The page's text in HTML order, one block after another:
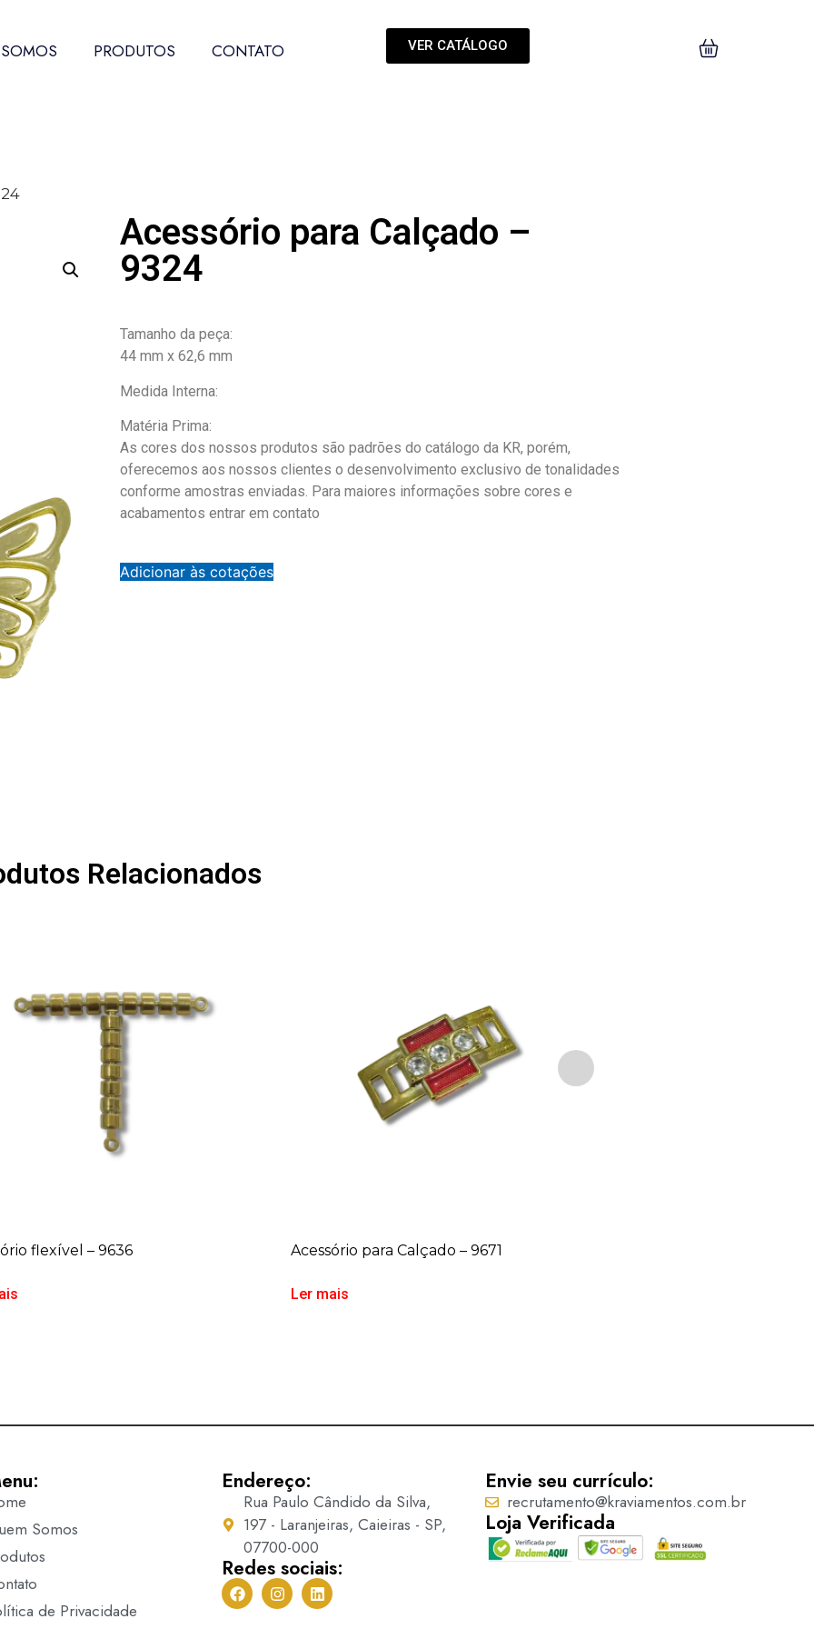
PRODUTOS CONTATO VER CATÁLOGO
Acessório para Calçado –
9324
Tamanho da peça:
44 mm x 62,6 mm
Medida Interna:
Matéria Prima:
As cores dos nossos produtos são padrões do catálogo da KR, porém,
oferecemos aos nossos clientes o desenvolvimento exclusivo de tonalidades
conforme amostras enviadas. Para maiores informações sobre cores e
acabamentos entrar em contato
Adicionar às cotações
Relacionados
flexível – 9636 Acessório para Calçado – 9671
Ler mais
Somos
de Privacidade
Endereço:
Rua Paulo Cândido da Silva,
197 - Laranjeiras, Caieiras - SP,
07700-000
Redes sociais:
Envie seu currículo:
recrutamento@kraviamentos.com.br
Loja Verificada